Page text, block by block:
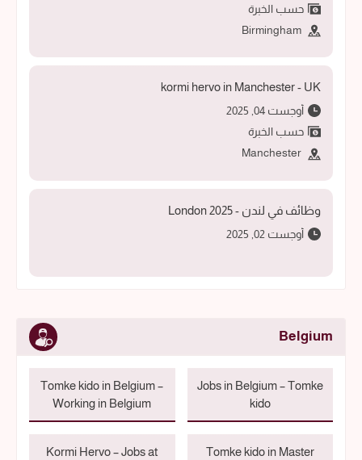
حسب الخبرة
kormi hervo in Manchester - UK
أوجست 04, 2025
حسب الخبرة
وظائف في لندن - 2025 London
أوجست 02, 2025
Belgium
Jobs in Belgium – Tomke
kido
Tomke kido in Belgium –
Working in Belgium
Tomke kido in Master
Kormi Hervo – Jobs at